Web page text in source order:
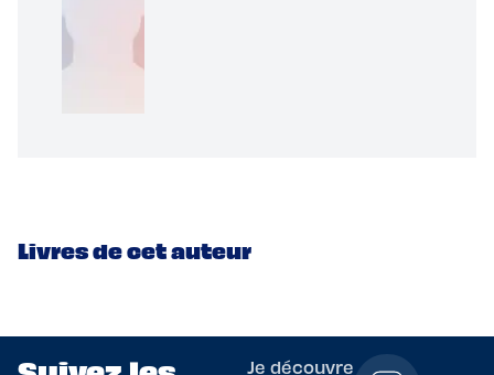
Livres de cet auteur
Je découvre